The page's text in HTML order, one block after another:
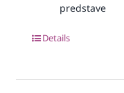
predstave
Details